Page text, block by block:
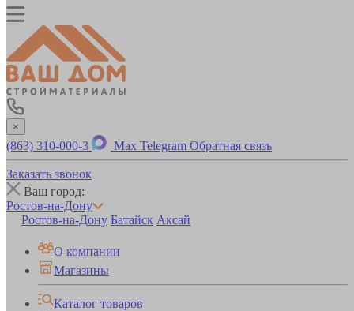
×
(863) 310-000-3 Max Telegram Обратная связь
Заказать звонок
Ваш город:
Ростов-на-Дону
Ростов-на-Дону Батайск Аксай
О компании
Магазины
Каталог товаров